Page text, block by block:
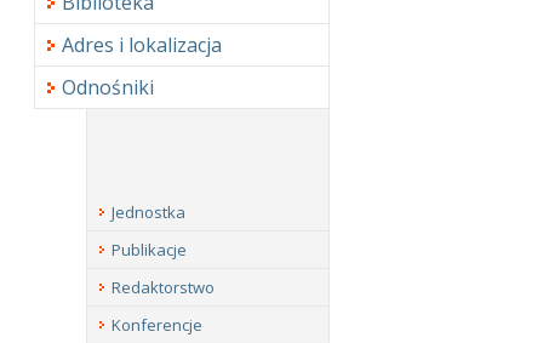
Adres i lokalizacja
Odnośniki
Jednostka
Publikacje
Redaktorstwo
Konferencje